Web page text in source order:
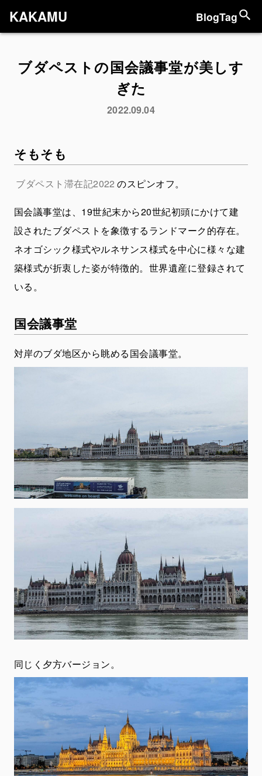
KAKAMU BlogTag
ブダペストの国会議事堂が美しす
ぎた
2022.09.04
そもそも
ブダペスト滞在記2022 のスピンオフ。
国会議事堂は、19世紀末から20世紀初頭にかけて建
設されたブダペストを象徴するランドマーク的存在。
ネオゴシック様式やルネサンス様式を中心に様々な建
築様式が折衷した姿が特徴的。世界遺産に登録されて
いる。
国会議事堂
対岸のブダ地区から眺める国会議事堂。
同じく夕方バージョン。